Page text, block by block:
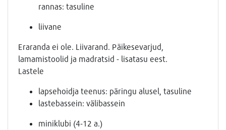
rannas: tasuline
liivane
Eraranda ei ole. Liivarand. Päikesevarjud,
lamamistoolid ja madratsid - lisatasu eest.
Lastele
lapsehoidja teenus: päringu alusel, tasuline
lastebassein: välibassein
miniklubi (4-12 a.)